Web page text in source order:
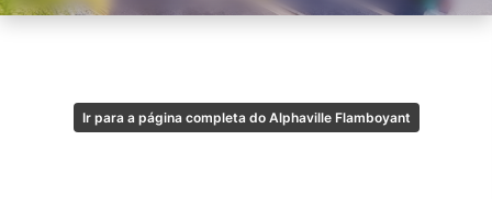
Ir para a página completa do Alphaville Flamboyant